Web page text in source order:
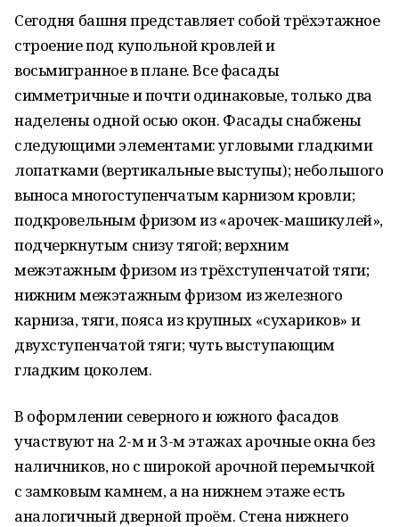
Сегодня башня представляет собой трёхэтажное
строение под купольной кровлей и
восьмигранное в плане. Все фасады
симметричные и почти одинаковые, только два
наделены одной осью окон. Фасады снабжены
следующими элементами: угловыми гладкими
лопатками (вертикальные выступы); небольшого
выноса многоступенчатым карнизом кровли;
подкровельным фризом из «арочек-машикулей»,
подчеркнутым снизу тягой; верхним
межэтажным фризом из трёхступенчатой тяги;
нижним межэтажным фризом из железного
карниза, тяги, пояса из крупных «сухариков» и
двухступенчатой тяги; чуть выступающим
гладким цоколем.
В оформлении северного и южного фасадов
участвуют на 2-м и 3-м этажах арочные окна без
наличников, но с широкой арочной перемычкой
с замковым камнем, а на нижнем этаже есть
аналогичный дверной проём. Стена нижнего